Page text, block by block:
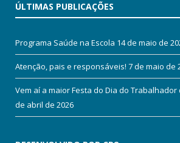
ÚLTIMAS PUBLICAÇÕES
Programa Saúde na Escola 14 de maio de
Atenção, pais e responsáveis! 7 de maio de
Vem aí a maior Festa do Dia do Trabalhador
de abril de 2026